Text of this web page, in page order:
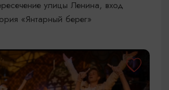
улицы Ленина, вход
«Янтарный берег»